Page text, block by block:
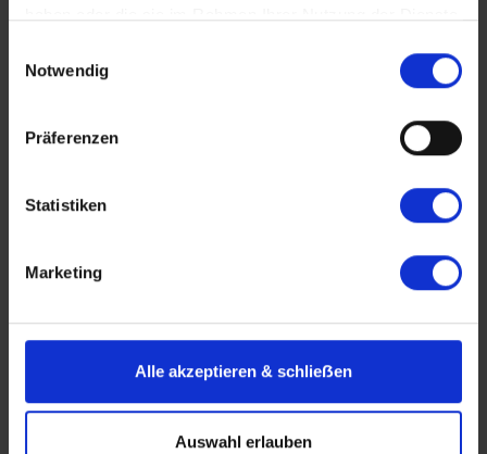
Notwendig
Präferenzen
Statistiken
Marketing
Alle akzeptieren & schlieẞen
Auswahl erlauben
Nächste Reisedaten
2. November 2027
15. November 2027
10 Tageab 1.370 €